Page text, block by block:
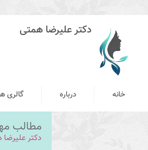
دکتر علیرضا همتی
خانه درباره گالری
مطالب
دکتر